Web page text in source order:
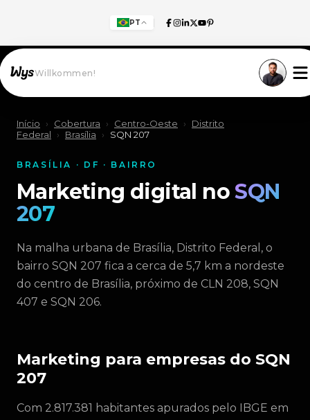
PT
Willkommen!
Início › Cobertura › Centro-Oeste ›
Distrito
Federal
› Brasília › SQN 207
BRASÍLIA · DF · BAIRRO
Marketing digital noSQN
207
Na malha urbana de Brasília, Distrito Federal, o
bairro SQN 207 fica a cerca de 5,7 km a nordeste
do centro de Brasília, próximo de CLN 208, SQN
407 e SQN 206.
Marketing para empresas do SQN
207
Com 2.817.381 habitantes apurados pelo IBGE em